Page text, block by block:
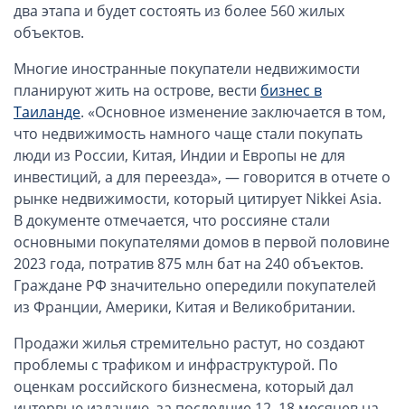
ОАЭ, Дубай (компания и счёт)
ОАЭ, Аджман (компания и счёт)
Оффшоры в Панаме
Оффшоры на Сейшелах
Турция (компания и счёт)
Счёт и карта в Турции для физлиц
Cчёт в Турции для компании
Счёт и карта в Киргизии для физлиц
Гражданство Вануату
Гражданство Сьерра-Леоне
Европейские и резидентные компании
Ирландские компании LTD
Ирландские партнерства LP
два этапа и будет состоять из более 560 жилых
объектов.
Многие иностранные покупатели недвижимости
планируют жить на острове, вести бизнес в
Таиланде. «Основное изменение заключается в том,
что недвижимость намного чаще стали покупать
люди из России, Китая, Индии и Европы не для
инвестиций, а для переезда», — говорится в отчете о
рынке недвижимости, который цитирует Nikkei Asia.
В документе отмечается, что россияне стали
основными покупателями домов в первой половине
2023 года, потратив 875 млн бат на 240 объектов.
Граждане РФ значительно опередили покупателей
из Франции, Америки, Китая и Великобритании.
Продажи жилья стремительно растут, но создают
проблемы с трафиком и инфраструктурой. По
оценкам российского бизнесмена, который дал